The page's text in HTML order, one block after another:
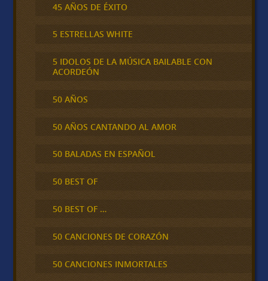
45 AÑOS DE ÉXITO
5 ESTRELLAS WHITE
5 IDOLOS DE LA MÚSICA BAILABLE CON
ACORDEÓN
50 AÑOS
50 AÑOS CANTANDO AL AMOR
50 BALADAS EN ESPAÑOL
50 BEST OF
50 BEST OF …
50 CANCIONES DE CORAZÓN
50 CANCIONES INMORTALES